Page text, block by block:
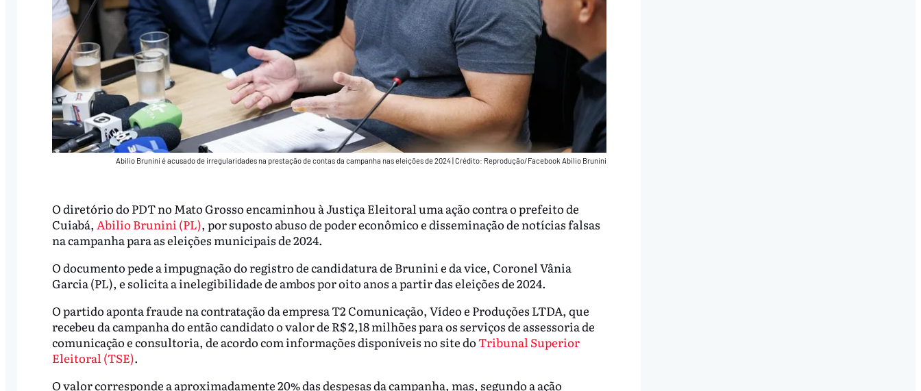
Abilio Brunini é acusado de irregularidades na prestação de contas da campanha nas eleições de 2024|Crédito: Reprodução/Facebook Abilio Brunini
O diretório do PDT no Mato Grosso encaminhou à Justiça Eleitoral uma ação contra o prefeito de
Cuiabá, Abilio Brunini (PL), por suposto abuso de poder econômico e disseminação de notícias falsas
na campanha para as eleições municipais de 2024.
O documento pede a impugnação do registro de candidatura de Brunini e da vice, Coronel Vânia
Garcia (PL), e solicita a inelegibilidade de ambos por oito anos a partir das eleições de 2024.
O partido aponta fraude na contratação da empresa T2 Comunicação, Vídeo e Produções LTDA, que
recebeu da campanha do então candidato o valor de R$ 2,18 milhões para os serviços de assessoria de
comunicação e consultoria, de acordo com informações disponíveis no site doTribunal Superior
Eleitoral (TSE).
O valor corresponde a aproximadamente 20% das despesas da campanha, mas, segundo a ação